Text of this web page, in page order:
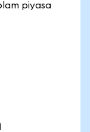
piyasa